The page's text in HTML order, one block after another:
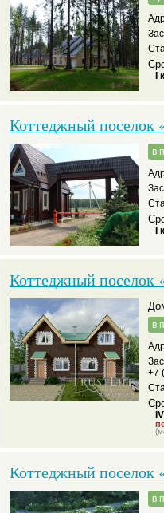
I
Коттеджный поселок
в
I
Коттеджный поселок
в
+7
Коттеджный поселок
в